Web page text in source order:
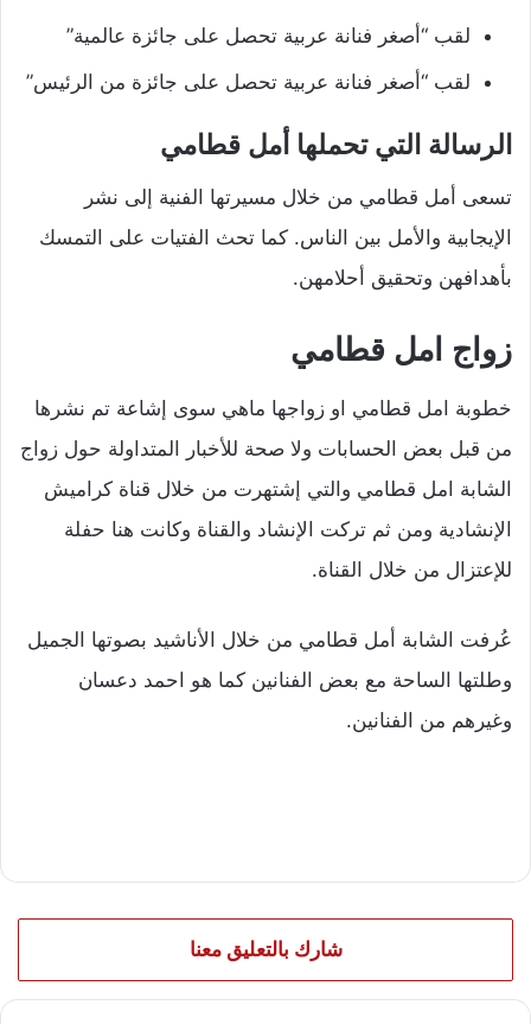
لقب “أصغر فنانة عربية تحصل على جائزة عالمية”
لقب “أصغر فنانة عربية تحصل على جائزة من الرئيس”
الرسالة التي تحملها أمل قطامي
تسعى أمل قطامي من خلال مسيرتها الفنية إلى نشر
الإيجابية والأمل بين الناس. كما تحث الفتيات على التمسك
بأهدافهن وتحقيق أحلامهن.
زواج امل قطامي
خطوبة امل قطامي او زواجها ماهي سوى إشاعة تم نشرها
من قبل بعض الحسابات ولا صحة للأخبار المتداولة حول زواج
الشابة امل قطامي والتي إشتهرت من خلال قناة كراميش
الإنشادية ومن ثم تركت الإنشاد والقناة وكانت هنا حفلة
للإعتزال من خلال القناة.
عُرفت الشابة أمل قطامي من خلال الأناشيد بصوتها الجميل
وطلتها الساحة مع بعض الفنانين كما هو احمد دعسان
وغيرهم من الفنانين.
شارك بالتعليق معنا